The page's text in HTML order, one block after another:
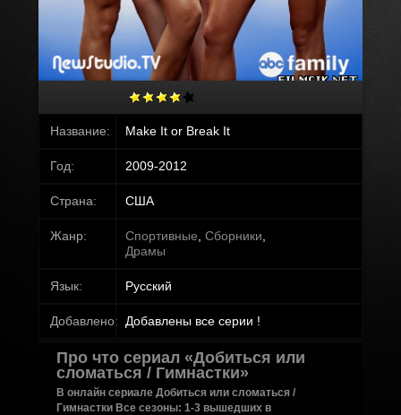
Название: Make It or Break It
Год: 2009-2012
Страна: США
Жанр: Спортивные Сборники
Драмы
Язык: Русский
Добавлено: Добавлены все серии !
Про что сериал «Добиться или
сломаться / Гимнастки»
В онлайн сериале Добиться или сломаться /
Гимнастки Все сезоны: 1-3 вышедших в